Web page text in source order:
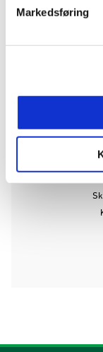
Markedsføring